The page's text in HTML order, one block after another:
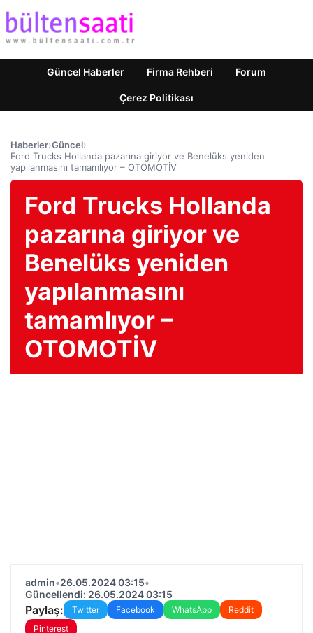
Güncel Haberler Firma Rehberi Forum
Çerez Politikası
Haberler›Güncel›
Ford Trucks Hollanda pazarına giriyor ve Benelüks yeniden
yapılanmasını tamamlıyor – OTOMOTİV
Ford Trucks Hollanda
pazarına giriyor ve
Benelüks yeniden
yapılanmasını
tamamlıyor –
OTOMOTİV
admin•26.05.2024 03:15•
Güncellendi: 26.05.2024 03:15
Paylaş: Twitter Facebook WhatsApp
Reddit
Pinterest